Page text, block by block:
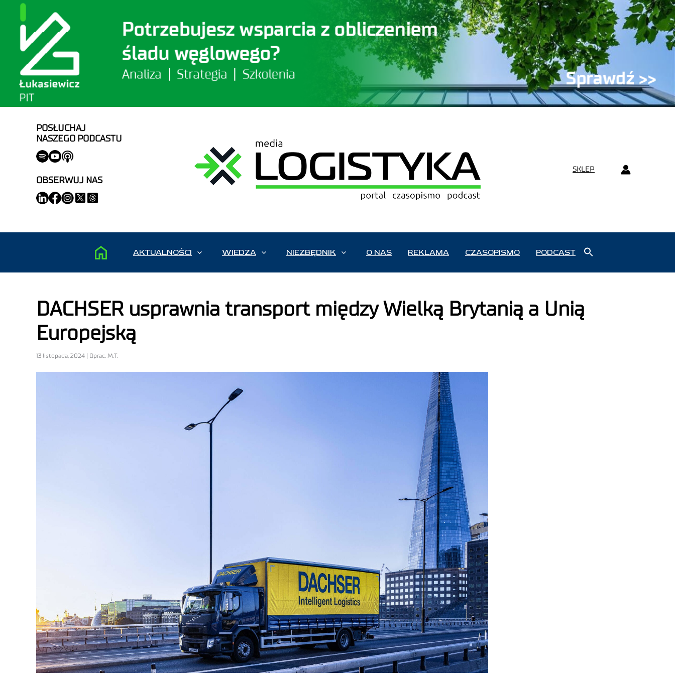
POSŁUCHAJ
NASZEGO PODCASTU
OBSERWUJ NAS
SKLEP
AKTUALNOŚCI WIEDZA NIEZBĘDNIK O NAS REKLAMA CZASOPISMO PODCAST
DACHSER usprawnia transport między Wielką Brytanią a Unią
Europejską
13 listopada, 2024 | Oprac. M.T.